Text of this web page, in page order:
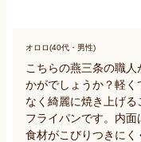
オロロ(40代・男性)
こちらの燕三条の職
かがでしょうか？軽く
なく綺麗に焼き上げ
フライパンです。内
食材がこびりつきに